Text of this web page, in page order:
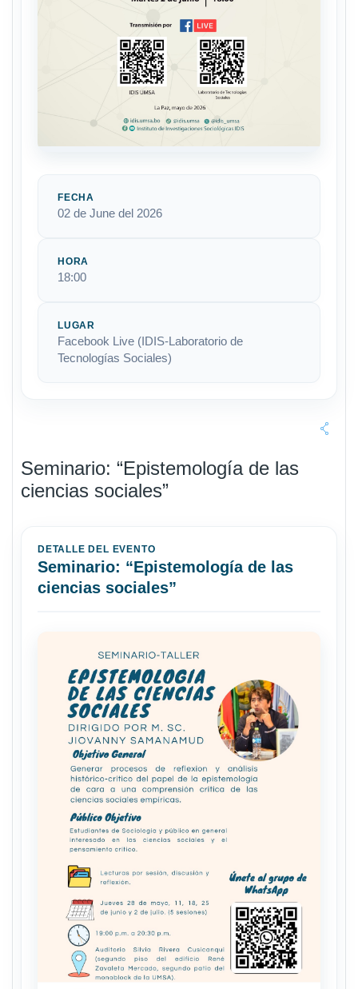
FECHA
02 de June del 2026
HORA
18:00
LUGAR
Facebook Live (IDIS-Laboratorio de
Tecnologías Sociales)
Seminario: “Epistemología de las
ciencias sociales”
DETALLE DEL EVENTO
Seminario: “Epistemología de las
ciencias sociales”